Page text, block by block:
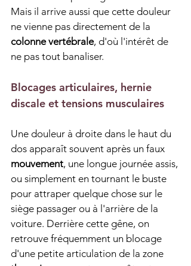
Mais il arrive aussi que cette douleur
ne vienne pas directement de la
colonne vertébrale, d'où l'intérêt de
ne pas tout banaliser.
Blocages articulaires, hernie
discale et tensions musculaires
Une douleur à droite dans le haut du
dos apparaît souvent après un faux
mouvement, une longue journée assis,
ou simplement en tournant le buste
pour attraper quelque chose sur le
siège passager ou à l'arrière de la
voiture. Derrière cette gêne, on
retrouve fréquemment un blocage
d'une petite articulation de la zone